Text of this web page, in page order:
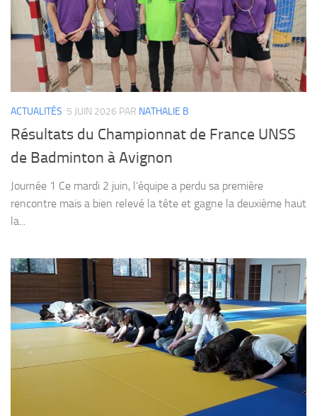
ACTUALITÉS 5 JUIN 2026 PAR NATHALIE B
Résultats du Championnat de France UNSS
de Badminton à Avignon
Journée 1 Ce mardi 2 juin, l’équipe a perdu sa première
rencontre mais a bien relevé la tête et gagne la deuxième haut
la...